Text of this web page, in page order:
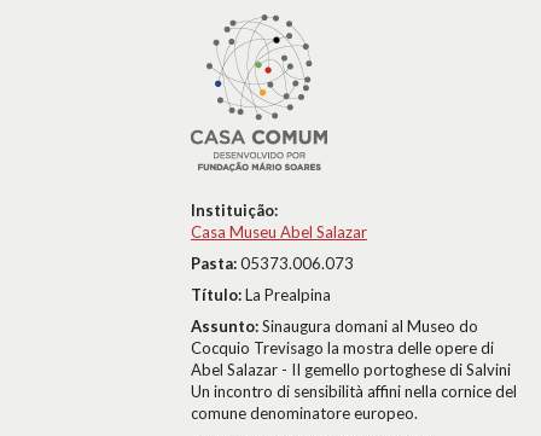
Instituição:
Casa Museu Abel Salazar
Pasta:05373.006.073
Título:La Prealpina
Assunto:Sinaugura domani al Museo do
Cocquio Trevisago la mostra delle opere di
Abel Salazar - II gemello portoghese di Salvini 
Un incontro di sensibilità affini nella cornice del
comune denominatore europeo.